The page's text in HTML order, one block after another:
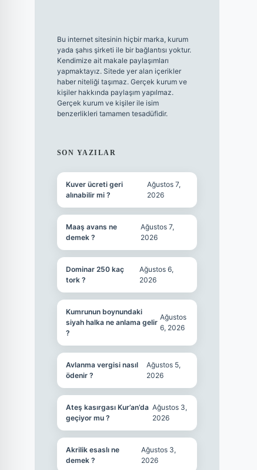
Bu internet sitesinin hiçbir marka, kurum
yada şahıs şirketi ile bir bağlantısı yoktur.
Kendimize ait makale paylaşımları
yapmaktayız. Sitede yer alan içerikler
haber niteliği taşımaz. Gerçek kurum ve
kişiler hakkında paylaşım yapılmaz.
Gerçek kurum ve kişiler ile isim
benzerlikleri tamamen tesadüfidir.
SON YAZILAR
Kuver ücreti geri
alınabilir mi ?
Ağustos 7,
2026
Maaş avans ne
demek ?
Ağustos 7,
2026
Dominar 250 kaç
tork ?
Ağustos 6,
2026
Kumrunun boynundaki
siyah halka ne anlama gelir
?
Ağustos
6, 2026
Avlanma vergisi nasıl
ödenir ?
Ağustos 5,
2026
Ateş kasırgası Kur’an’da
geçiyor mu ?
Ağustos 3,
2026
Akrilik esaslı ne
demek ?
Ağustos 3,
2026